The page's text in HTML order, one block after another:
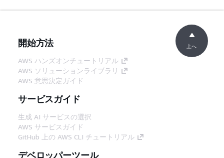
開始方法
AWS ハンズオンチュートリアル
AWS ソリューションライブラリ
AWS 意思決定ガイド
サービスガイド
生成 AI サービスの選択
AWS サービスガイド
GitHub 上の AWS CLI チュートリアル
デベロッパーツール
上へ